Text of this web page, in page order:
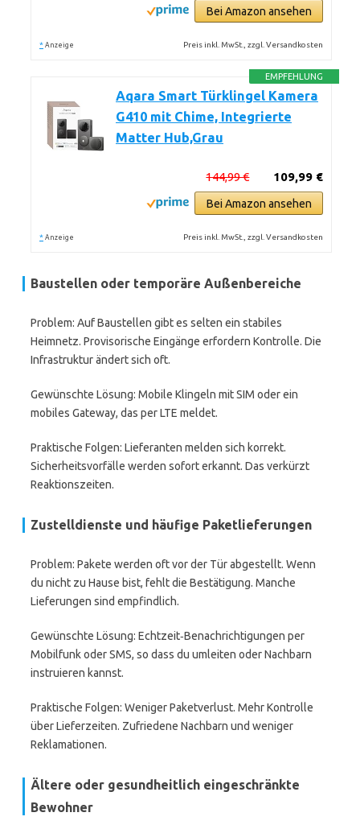
Bei Amazon ansehen
* Anzeige Preis inkl. MwSt., zzgl. Versandkosten
EMPFEHLUNG
Aqara Smart Türklingel Kamera
G410 mit Chime, Integrierte
Matter Hub,Grau
109,99 €
144,99 €
Bei Amazon ansehen
* Anzeige Preis inkl. MwSt., zzgl. Versandkosten
Baustellen oder temporäre Außenbereiche
Problem: Auf Baustellen gibt es selten ein stabiles
Heimnetz. Provisorische Eingänge erfordern Kontrolle. Die
Infrastruktur ändert sich oft.
Gewünschte Lösung: Mobile Klingeln mit SIM oder ein
mobiles Gateway, das per LTE meldet.
Praktische Folgen: Lieferanten melden sich korrekt.
Sicherheitsvorfälle werden sofort erkannt. Das verkürzt
Reaktionszeiten.
Zustelldienste und häufige Paketlieferungen
Problem: Pakete werden oft vor der Tür abgestellt. Wenn
du nicht zu Hause bist, fehlt die Bestätigung. Manche
Lieferungen sind empfindlich.
Gewünschte Lösung: Echtzeit‑Benachrichtigungen per
Mobilfunk oder SMS, so dass du umleiten oder Nachbarn
instruieren kannst.
Praktische Folgen: Weniger Paketverlust. Mehr Kontrolle
über Lieferzeiten. Zufriedene Nachbarn und weniger
Reklamationen.
Ältere oder gesundheitlich eingeschränkte
Bewohner